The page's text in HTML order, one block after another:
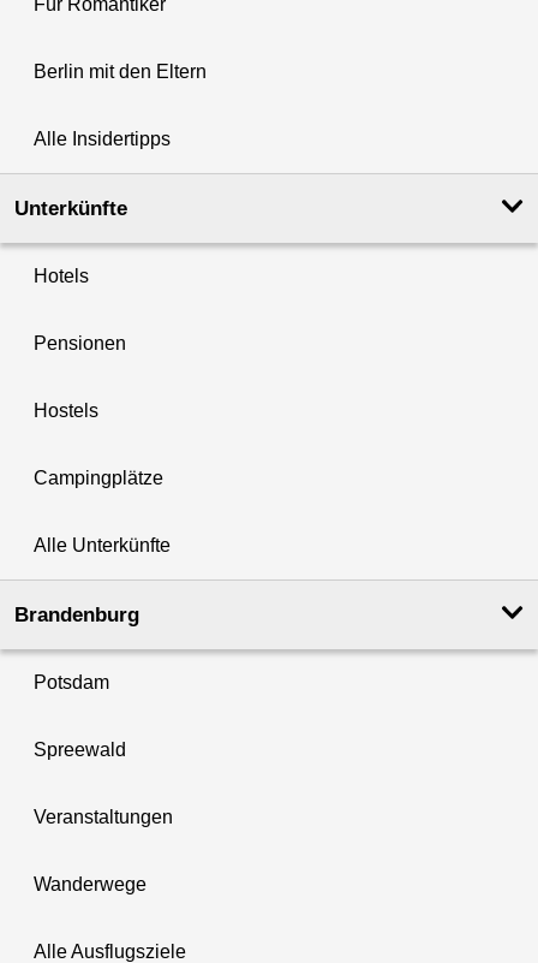
Für Romantiker
Berlin mit den Eltern
Alle Insidertipps
Unterkünfte
Hotels
Pensionen
Hostels
Campingplätze
Alle Unterkünfte
Brandenburg
Potsdam
Spreewald
Veranstaltungen
Wanderwege
Alle Ausflugsziele